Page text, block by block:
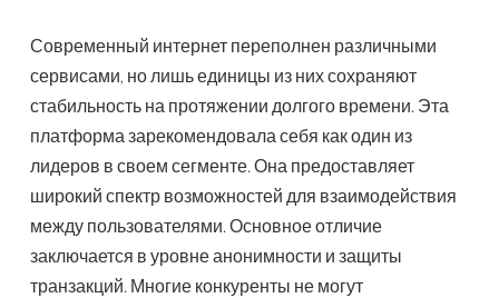
Современный интернет переполнен различными
сервисами, но лишь единицы из них сохраняют
стабильность на протяжении долгого времени. Эта
платформа зарекомендовала себя как один из
лидеров в своем сегменте. Она предоставляет
широкий спектр возможностей для взаимодействия
между пользователями. Основное отличие
заключается в уровне анонимности и защиты
транзакций. Многие конкуренты не могут